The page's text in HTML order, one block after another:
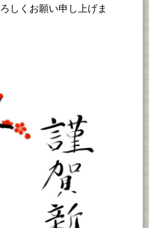
しくお願い申し上げま